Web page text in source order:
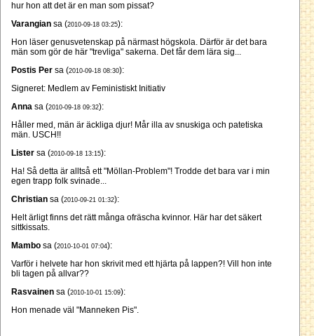
hur hon att det är en man som pissat?
Varangian sa (2010-09-18 03:25):
Hon läser genusvetenskap på närmast högskola. Därför är det bara
män som gör de här "trevliga" sakerna. Det får dem lära sig...
Postis Per sa (2010-09-18 08:30):
Signeret: Medlem av Feministiskt Initiativ
Anna sa (2010-09-18 09:32):
Håller med, män är äckliga djur! Mår illa av snuskiga och patetiska
män. USCH!!
Lister sa (2010-09-18 13:15):
Ha! Så detta är alltså ett "Möllan-Problem"! Trodde det bara var i min
egen trapp folk svinade...
Christian sa (2010-09-21 01:32):
Helt ärligt finns det rätt många ofräscha kvinnor. Här har det säkert
sittkissats.
Mambo sa (2010-10-01 07:04):
Varför i helvete har hon skrivit med ett hjärta på lappen?! Vill hon inte
bli tagen på allvar??
Rasvainen sa (2010-10-01 15:09):
Hon menade väl "Manneken Pis".